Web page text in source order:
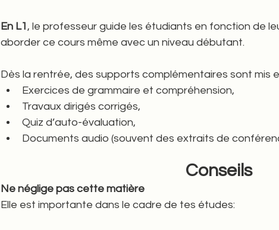
En L1 , le professeur guide les étudiants en fonction de
aborder ce cours même avec un niveau débutant.
Dès la rentrée, des supports complémentaires sont mis
Exercices de grammaire et compréhension,
Travaux dirigés corrigés,
Quiz d’auto-évaluation,
Documents audio (souvent des extraits de
Conseils
Ne néglige pas cette matière
Elle est importante dans le cadre de tes études: